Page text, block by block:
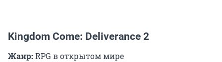
Kingdom Come: Deliverance 2
Жанр: RPG в открытом мире